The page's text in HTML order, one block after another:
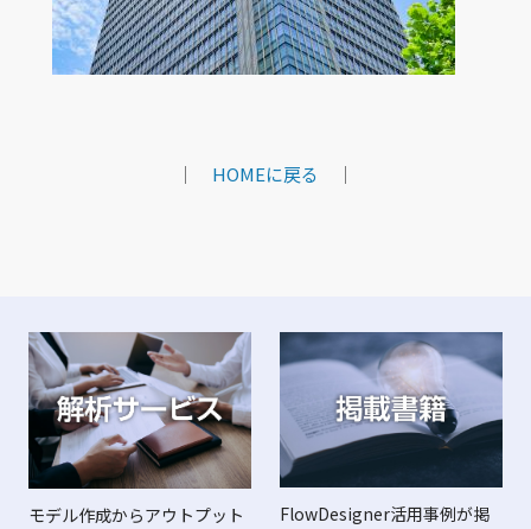
｜ HOMEに戻る ｜
モデル作成からアウトプット
FlowDesigner活用事例が掲